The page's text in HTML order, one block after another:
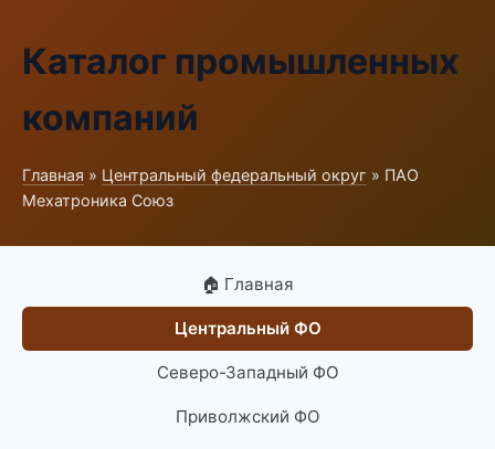
Каталог промышленных
компаний
Главная » Центральный федеральный округ » ПАО
Мехатроника Союз
🏠 Главная
Центральный ФО
Северо-Западный ФО
Приволжский ФО